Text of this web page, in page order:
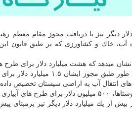
۳۷.۵ میلیارد دلار تعیین شده طبق اساسنامه، حدود ۱۱.۳ میلیارد دلار دیگر نیز با دریافت
خاك و كشاورزی كه بر طبق قانون
میدهد كه هشت میلیارد دلار برای طرح
آب های مرزی كشور با مجوز مقام معظم رهبری اختصاص پیدا كرده
از یك میلیارد دلار دیگر نیز برمبنای